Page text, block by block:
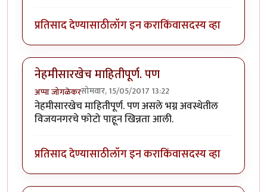
प्रतिसाद देण्यासाठीलॉग इन कराकिंवासदस्य व्हा
नेहमीसारखेच माहितीपूर्ण. पण
अप्पा जोगळेकरसोमवार, 15/05/2017 13:22
नेहमीसारखेच माहितीपूर्ण. पण असले भग्न अवस्थेतील
विजयनगरचे फोटो पाहून खिन्नता आली.
प्रतिसाद देण्यासाठीलॉग इन कराकिंवासदस्य व्हा